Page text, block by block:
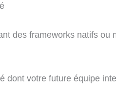
des frameworks natifs
dont votre future équipe